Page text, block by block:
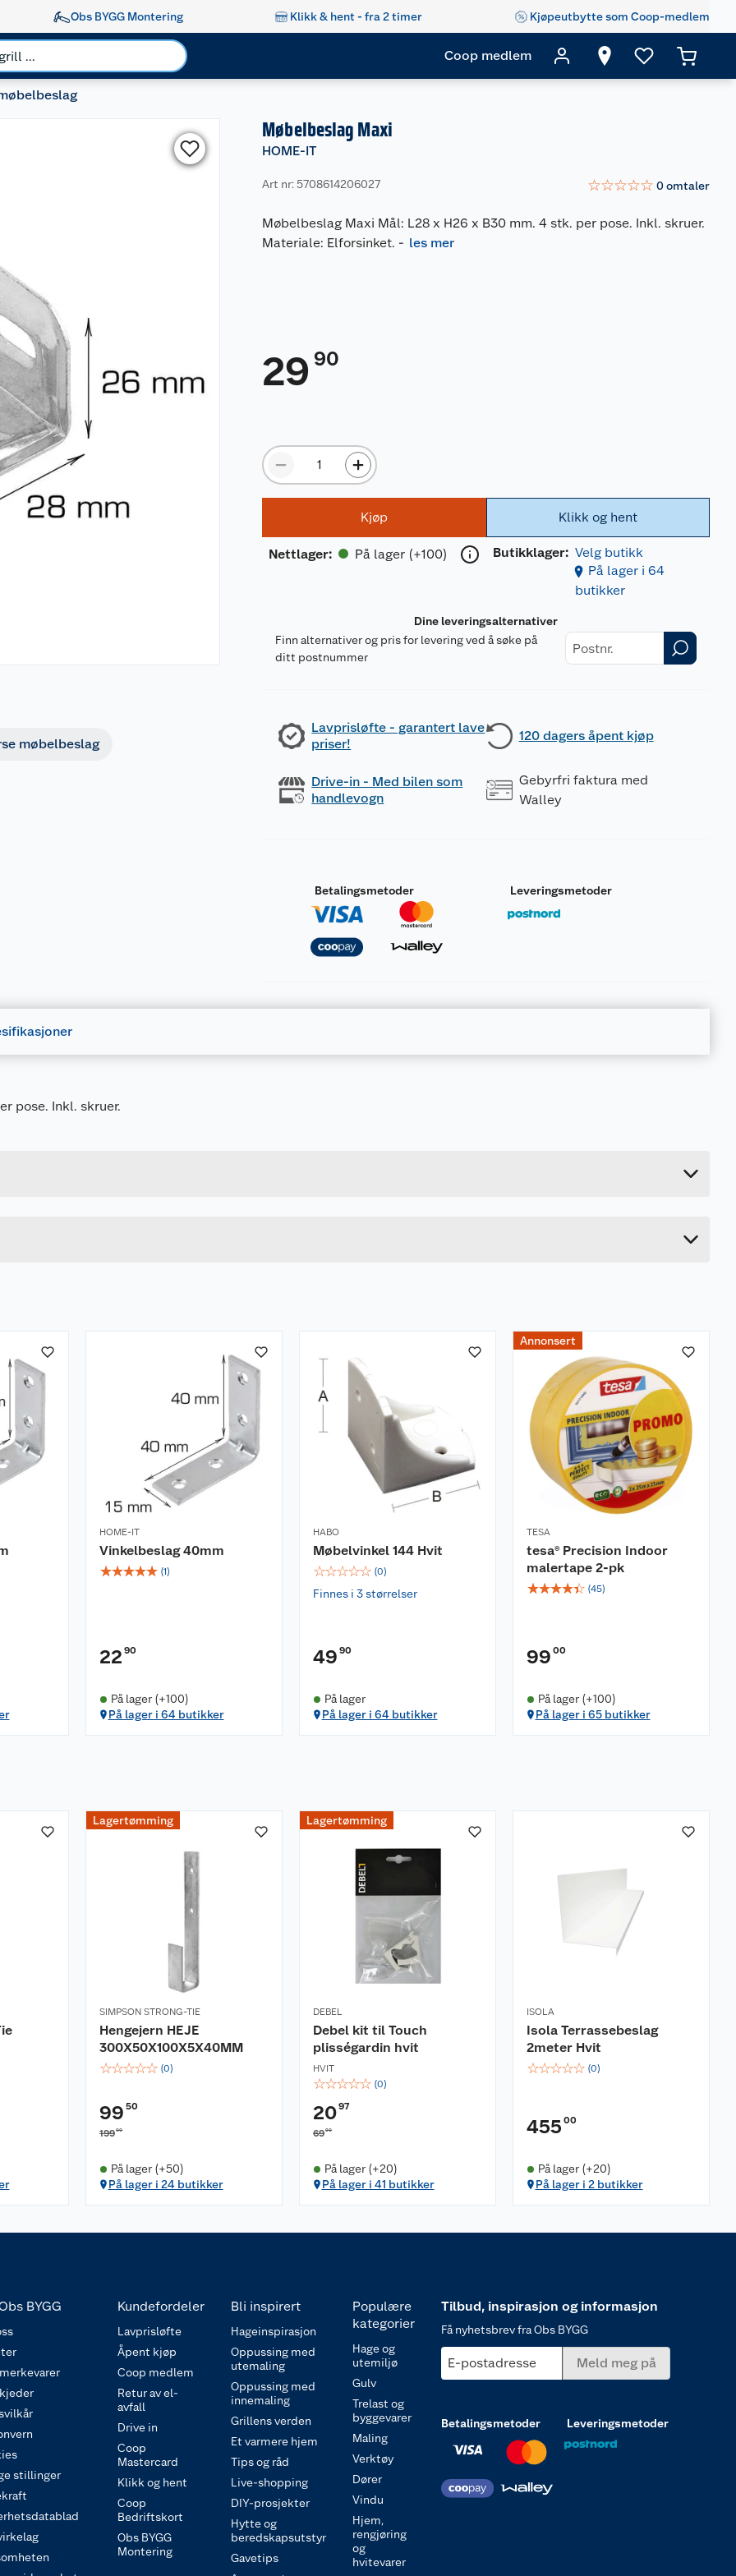
Obs BYGG Montering Klikk & hent - fra 2 timer Kjøpeutbytte som Coop-medlem
Coop medlem
møbelbeslag
Møbelbeslag Maxi
HOME-IT
Art nr: 5708614206027 ☆☆☆☆☆ 0omtaler
Møbelbeslag Maxi Mål: L28 x H26 x B30 mm. 4 stk. per pose. Inkl. skruer.
Materiale: Elforsinket. - les mer
29 90
Kjøp
Nettlager: På lager (+100)
Klikk og hent
Butikklager: Velg butikk
På lager i 64
butikker
Dine leveringsalternativer
Finn alternativer og pris for levering ved å søke på
ditt postnummer
Lavprisløfte - garantert lave
priser!
120 dagers åpent kjøp
Drive-in - Med bilen som
handlevogn
Gebyrfri faktura med
Walley
Betalingsmetoder Leveringsmetoder
pose. Inkl. skruer.
HOME-IT
Vinkelbeslag 40mm
☆☆☆☆☆ (1)
22 90
På lager (+100)
På lager i 64 butikker
HABO
Møbelvinkel 144 Hvit
☆☆☆☆☆ (0)
Finnes i 3 størrelser
49 90
På lager
På lager i 64 butikker
Annonsert
TESA
tesa® Precision Indoor
malertape 2-pk
☆☆☆☆☆ (45)
99 00
På lager (+100)
På lager i 65 butikker
Lagertømming
SIMPSON STRONG-TIE
Hengejern HEJE
300X50X100X5X40MM
☆☆☆☆☆ (0)
99 50
19900
På lager (+50)
På lager i 24 butikker
Lagertømming
DEBEL
Debel kit til Touch
plisségardin hvit
HVIT
☆☆☆☆☆ (0)
2097
6990
På lager (+20)
På lager i 41 butikker
ISOLA
Isola Terrassebeslag
2meter Hvit
☆☆☆☆☆ (0)
455 00
På lager (+20)
På lager i 2 butikker
BYGG
stillinger
Kundefordeler
Lavprisløfte
Åpent kjøp
Coop medlem
Retur av el-
avfall
Drive in
Coop
Mastercard
Klikk og hent
Coop
Bedriftskort
Obs BYGG
Montering
Bli inspirert
Hageinspirasjon
Oppussing med
utemaling
Oppussing med
innemaling
Grillens verden
Et varmere hjem
Tips og råd
Live-shopping
DIY-prosjekter
Hytte og
beredskapsutstyr
Gavetips
Populære
kategorier
Hage og
utemiljø
Gulv
Trelast og
byggevarer
Maling
Verktøy
Dører
Vindu
Hjem,
rengjøring
og
hvitevarer
Tilbud, inspirasjon og informasjon
Få nyhetsbrev fra Obs BYGG
E-postadresse Meld meg på
Betalingsmetoder Leveringsmetoder